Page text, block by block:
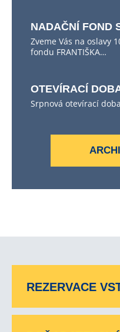
NADAČNÍ FOND
Zveme Vás na oslavy
fondu FRANTIŠKA…
OTEVÍRACÍ
Srpnová otevírací
REZERVACE